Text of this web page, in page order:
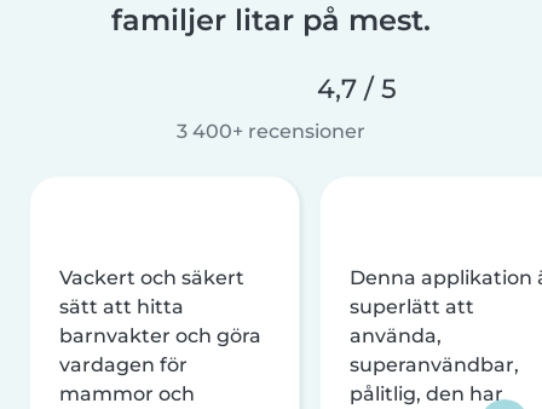
familjer litar på mest.
4,7 / 5
3 400+ recensioner
Vackert och säkert
sätt att hitta
barnvakter och göra
vardagen för
mammor och
Denna applikation
superlätt att
använda,
superanvändbar,
pålitlig, den har